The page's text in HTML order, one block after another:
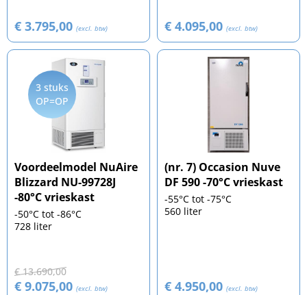
€ 3.795,00 (excl. btw) € 4.095,00 (excl. btw)
3 stuks
OP=OP
Voordeelmodel NuAire
Blizzard NU-99728J
-80°C vrieskast
-50°C tot -86°C
728 liter
€ 13.690,00
€ 9.075,00 (excl. btw)
(nr. 7) Occasion Nuve
DF 590 -70°C vrieskast
-55°C tot -75°C
560 liter
€ 4.950,00 (excl. btw)